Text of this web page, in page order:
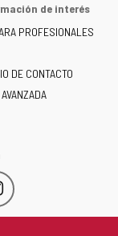
de interés
PROFESIONALES
DE CONTACTO
Instagram